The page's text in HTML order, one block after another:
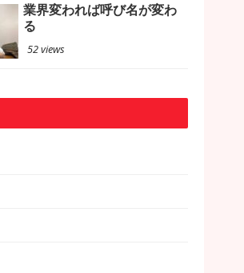
業界変われば呼び名が変わ
る
52 views